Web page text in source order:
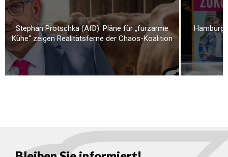
Stephan Protschka (AfD): Pläne für „furzarme
Kühe“ zeigen Realitätsferne der Chaos-Koalition
Hamburg